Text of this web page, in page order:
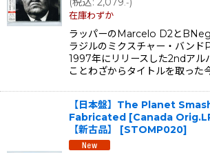
.-
在庫わずか
ラッパーのMarcelo D2と
ラジルのミクスチャー・バン
1997年にリリースした2ndアル
ことわざからタイトルを取った
【日本盤】The Planet
Fabricated [Canada
【新古品】
[STOMP020]